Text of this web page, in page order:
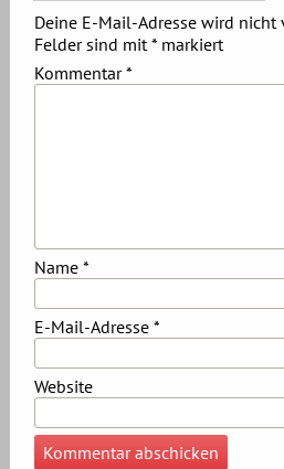
Deine E-Mail-Adresse wird
Felder sind mit*markiert
Kommentar*
Name *
E-Mail-Adresse *
Website